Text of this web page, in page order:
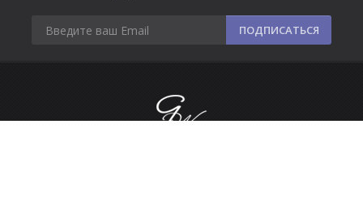
ПОДПИСАТЬСЯ